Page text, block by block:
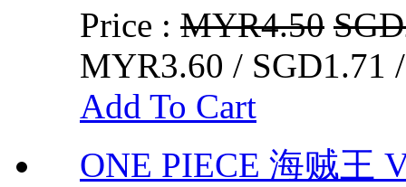
Price : MYR4.50
MYR3.60 / SGD1.71
Add To Cart
ONE PIECE 海贼王